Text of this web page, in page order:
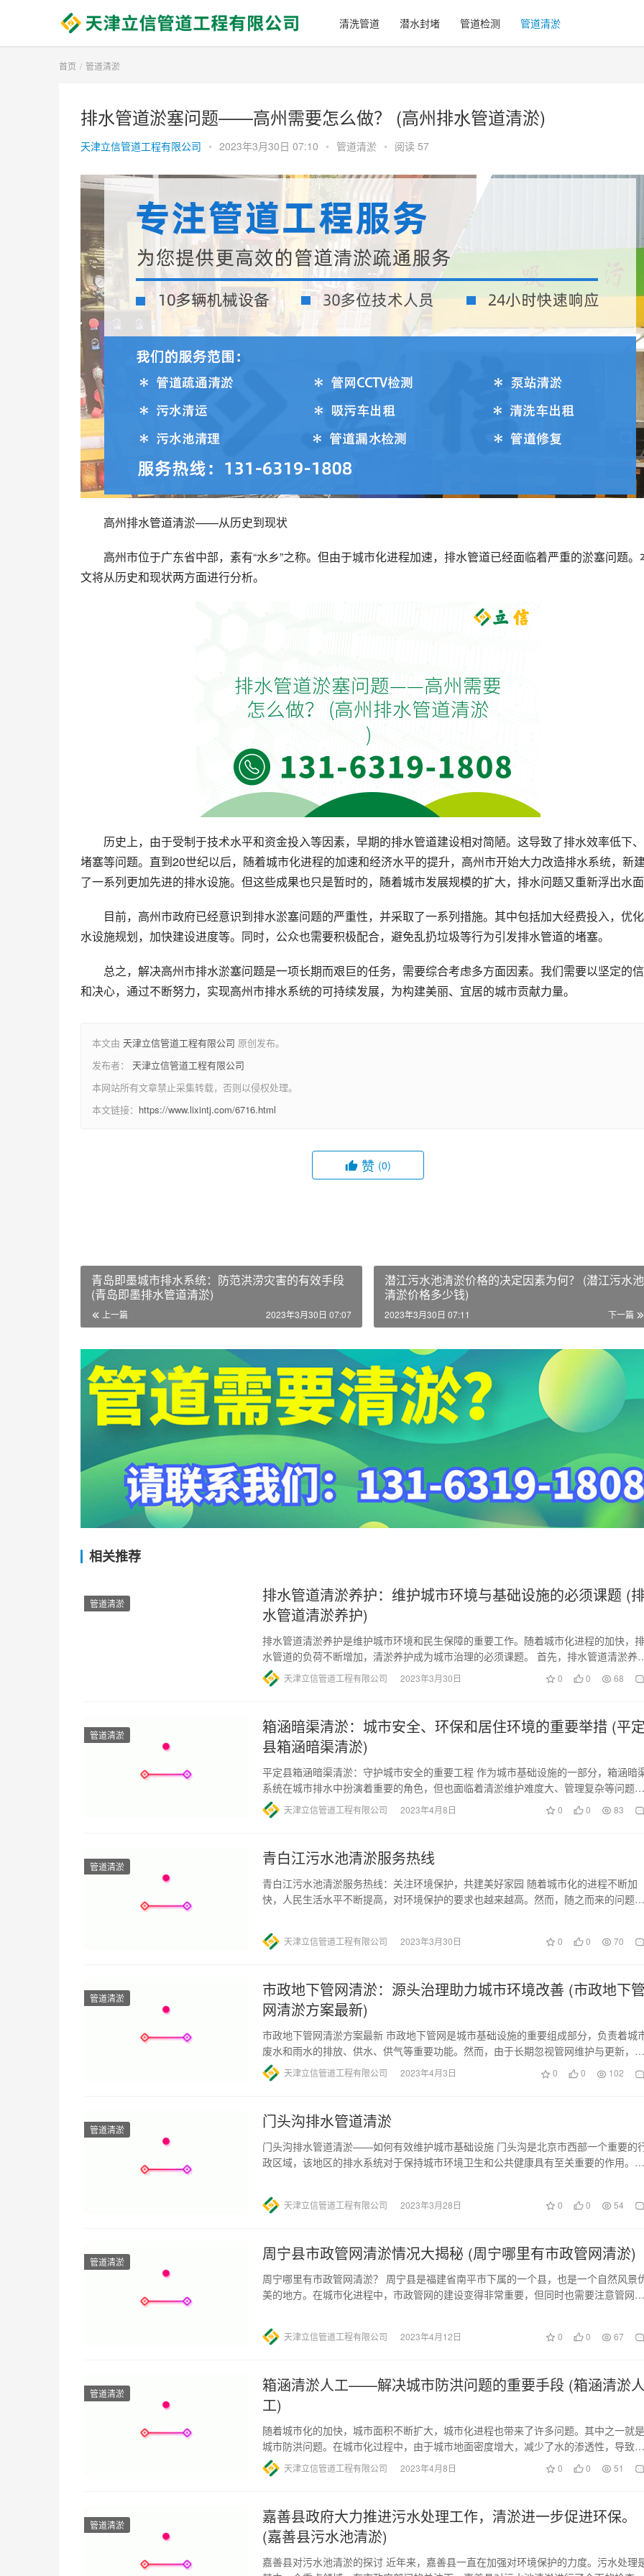
清洗管道 潜水封堵 管道检测 管道清淤
首页 管道清淤
排水管道淤塞问题——高州需要怎么做？ (高州排水管道清淤)
天津立信管道工程有限公司 • 2023年3月30日 07:10 • 管道清淤 • 阅读 57
高州排水管道清淤——从历史到现状
高州市位于广东省中部，素有“水乡”之称。但由于城市化进程加速，排水管道已经面临着严重的淤塞问题。
文将从历史和现状两方面进行分析。
历史上，由于受制于技术水平和资金投入等因素，早期的排水管道建设相对简陋。这导致了排水效率低下
堵塞等问题。直到20世纪以后，随着城市化进程的加速和经济水平的提升，高州市开始大力改造排水系统，新
了一系列更加先进的排水设施。但这些成果也只是暂时的，随着城市发展规模的扩大，排水问题又重新浮出水面
目前，高州市政府已经意识到排水淤塞问题的严重性，并采取了一系列措施。其中包括加大经费投入，优
水设施规划，加快建设进度等。同时，公众也需要积极配合，避免乱扔垃圾等行为引发排水管道的堵塞。
总之，解决高州市排水淤塞问题是一项长期而艰巨的任务，需要综合考虑多方面因素。我们需要以坚定的
和决心，通过不断努力，实现高州市排水系统的可持续发展，为构建美丽、宜居的城市贡献力量。
本文由 天津立信管道工程有限公司 原创发布。
发布者： 天津立信管道工程有限公司
本网站所有文章禁止采集转载，否则以侵权处理。
本文链接： https://www.lixintj.com/6716.html
赞 (0)
青岛即墨城市排水系统：防范洪涝灾害的有效手段
(青岛即墨排水管道清淤)
上一篇 2023年3月30日 07:07
潜江污水池清淤价格的决定因素为何？ (潜江污水池
清淤价格多少钱)
下一篇
2023年3月30日 07:11
相关推荐
管道清淤
排水管道清淤养护：维护城市环境与基础设施的必须课题 (
水管道清淤养护)
排水管道清淤养护是维护城市环境和民生保障的重要工作。随着城市化进程的加快，排
水管道的负荷不断增加，清淤养护成为城市治理的必须课题。 首先，排水管道清淤养
有助于避免因管道堵塞引发的…
天津立信管道工程有限公司 2023年3月30日 0 0 68
管道清淤
箱涵暗渠清淤：城市安全、环保和居住环境的重要举措 (平定
县箱涵暗渠清淤)
平定县箱涵暗渠清淤：守护城市安全的重要工程 作为城市基础设施的一部分，箱涵暗
系统在城市排水中扮演着重要的角色，但也面临着清淤维护难度大、管理复杂等问题。
近日，平定县针对该问题积极…
天津立信管道工程有限公司 2023年4月8日 0 0 83
管道清淤 青白江污水池清淤服务热线
青白江污水池清淤服务热线：关注环境保护，共建美好家园 随着城市化的进程不断加
快，人民生活水平不断提高，对环境保护的要求也越来越高。然而，随之而来的问题
天津立信管道工程有限公司 2023年3月30日 0 0 70
管道清淤
市政地下管网清淤：源头治理助力城市环境改善 (市政地下管
网清淤方案最新)
市政地下管网清淤方案最新 市政地下管网是城市基础设施的重要组成部分，负责着城
废水和雨水的排放、供水、供气等重要功能。然而，由于长期忽视管网维护与更新，加
之城市建设规模不断扩大，管…
天津立信管道工程有限公司 2023年4月3日 0 0 102
管道清淤 门头沟排水管道清淤
门头沟排水管道清淤——如何有效维护城市基础设施 门头沟是北京市西部一个重要的
政区域，该地区的排水系统对于保持城市环境卫生和公共健康具有至关重要的作用。然
天津立信管道工程有限公司 2023年3月28日 0 0 54
管道清淤 周宁县市政管网清淤情况大揭秘 (周宁哪里有市政管网清淤)
周宁哪里有市政管网清淤？ 周宁县是福建省南平市下属的一个县，也是一个自然风景
美的地方。在城市化进程中，市政管网的建设变得非常重要，但同时也需要注意管网的
天津立信管道工程有限公司 2023年4月12日 0 0 67
管道清淤
箱涵清淤人工——解决城市防洪问题的重要手段 (箱涵清淤人
工)
随着城市化的加快，城市面积不断扩大，城市化进程也带来了许多问题。其中之一就是
城市防洪问题。在城市化过程中，由于城市地面密度增大，减少了水的渗透性，导致雨
水难以被自然环境所吸收，最终…
天津立信管道工程有限公司 2023年4月8日 0 0 51
管道清淤
嘉善县政府大力推进污水处理工作，清淤进一步促进环保。
(嘉善县污水池清淤)
嘉善县对污水池清淤的探讨 近年来，嘉善县一直在加强对环境保护的力度。污水处理